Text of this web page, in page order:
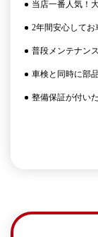
当店一番人気！
2年間安心して
普段メンテナン
車検と同時に部
整備保証が付い